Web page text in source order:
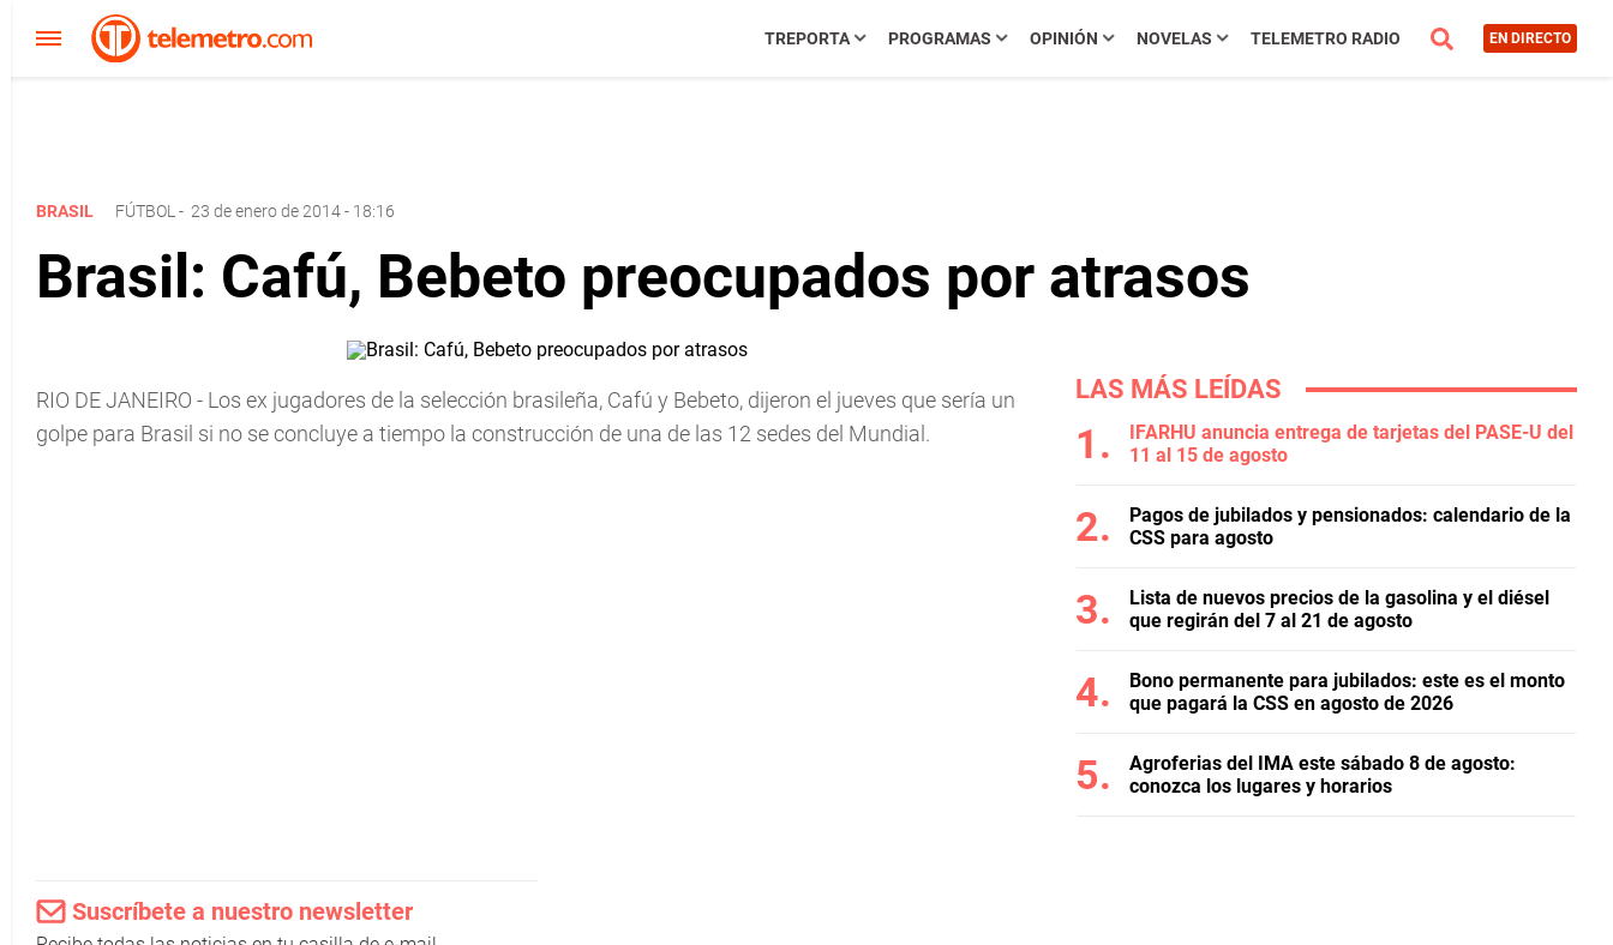
TREPORTA PROGRAMAS OPINIÓN NOVELAS TELEMETRO RADIO EN DIRECTO
BRASIL FÚTBOL - 23 de enero de 2014 - 18:16
Brasil: Cafú, Bebeto preocupados por atrasos
RIO DE JANEIRO - Los ex jugadores de la selección brasileña, Cafú y Bebeto, dijeron el jueves que sería un
golpe para Brasil si no se concluye a tiempo la construcción de una de las 12 sedes del Mundial.
Suscríbete a nuestro newsletter
LAS MÁS LEÍDAS
IFARHU anuncia entrega de tarjetas del PASE-U del
11 al 15 de agosto
Pagos de jubilados y pensionados: calendario de la
CSS para agosto
Lista de nuevos precios de la gasolina y el diésel
que regirán del 7 al 21 de agosto
Bono permanente para jubilados: este es el monto
que pagará la CSS en agosto de 2026
Agroferias del IMA este sábado 8 de agosto:
conozca los lugares y horarios